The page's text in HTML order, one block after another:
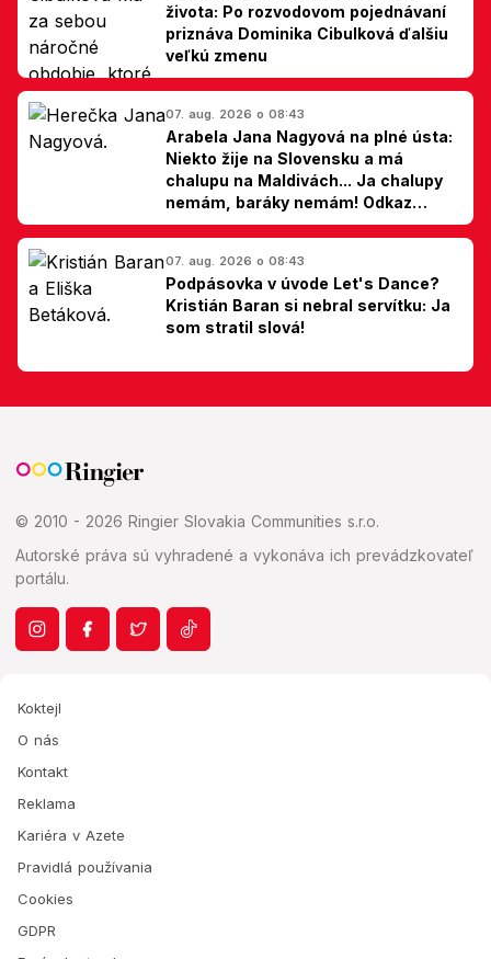
života: Po rozvodovom pojednávaní
priznáva Dominika Cibulková ďalšiu
veľkú zmenu
07. aug. 2026 o 08:43
Arabela Jana Nagyová na plné ústa:
Niekto žije na Slovensku a má
chalupu na Maldivách... Ja chalupy
nemám, baráky nemám! Odkaz
Slovákom
07. aug. 2026 o 08:43
Podpásovka v úvode Let's Dance?
Kristián Baran si nebral servítku: Ja
som stratil slová!
© 2010 - 2026 Ringier Slovakia Communities s.r.o.
Autorské práva sú vyhradené a vykonáva ich prevádzkovateľ
portálu.
Koktejl
O nás
Kontakt
Reklama
Kariéra v Azete
Pravidlá používania
Cookies
GDPR